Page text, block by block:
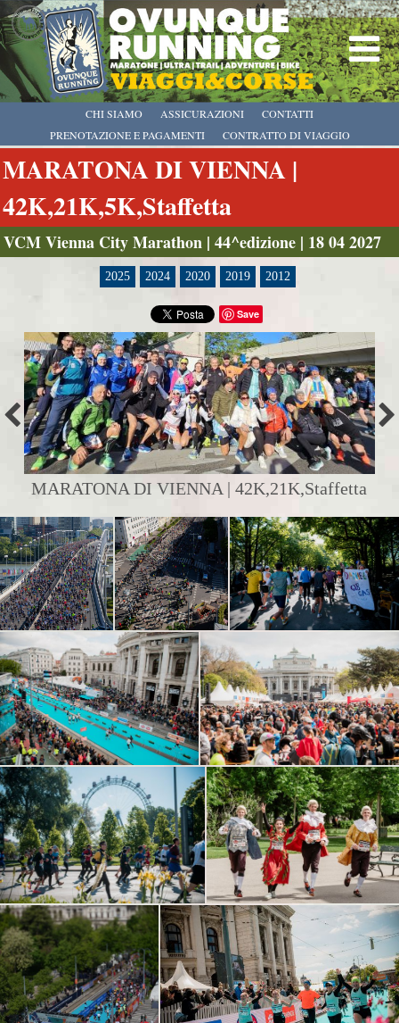
CHI SIAMO
PRENOTAZIONE E PAGAMENTI
CONTRATTO DI VIAGGIO
ASSICURAZIONI CONTATTI
MARATONA DI VIENNA |
42K,21K,5K,Staffetta
VCM Vienna City Marathon | 44^edizione | 18 04 2027
2025 2024 2020 2019 2012
Save
MARATONA DI VIENNA | 42K,21K,Staffetta